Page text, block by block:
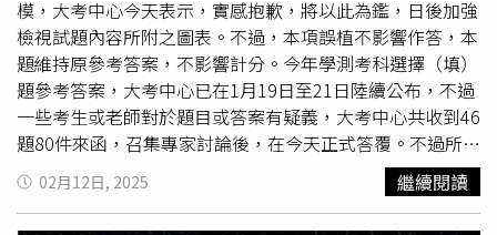
模，大考中心今天表示，實感抱歉，將以此為鑑，日後加強
檢視試題內容所附之圖表。不過，本項誤植不影響作答，本
題維持原參考答案，不影響計分。今年學測考科選擇（填）
題參考答案，大考中心已在1月19日至21日陸續公布，不過
一些考生或老師對於題目或答案有疑義，大考中心共收到46
題80件來函，召集專家討論後，在今天正式答覆。不過所有
題目均維持原有答案，並未改變，也沒有任何送分題。今年
學測自然科第15題出現明顯錯誤，這是
地球科學方面的題
02月12日, 2025 繼續閱讀